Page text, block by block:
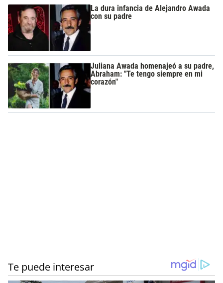
La dura infancia de Alejandro Awada
con su padre
Juliana Awada homenajeó a su padre,
Abraham: "Te tengo siempre en mi
corazón"